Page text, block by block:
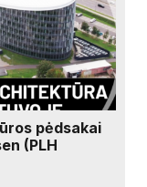
pėdsakai
(PLH